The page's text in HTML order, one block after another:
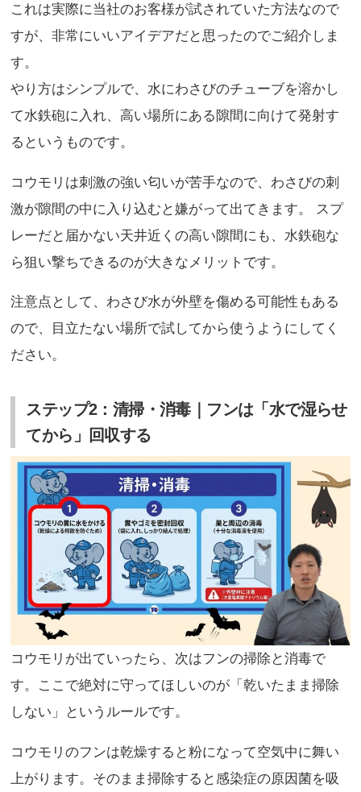
これは実際に当社のお客様が試されていた方法なので
すが、非常にいいアイデアだと思ったのでご紹介しま
す。
やり方はシンプルで、水にわさびのチューブを溶かし
て水鉄砲に入れ、高い場所にある隙間に向けて発射す
るというものです。
コウモリは刺激の強い匂いが苦手なので、わさびの刺
激が隙間の中に入り込むと嫌がって出てきます。 スプ
レーだと届かない天井近くの高い隙間にも、水鉄砲な
ら狙い撃ちできるのが大きなメリットです。
注意点として、わさび水が外壁を傷める可能性もある
ので、目立たない場所で試してから使うようにしてく
ださい。
ステップ2：清掃・消毒｜フンは「水で湿らせ
てから」回収する
コウモリが出ていったら、次はフンの掃除と消毒で
す。ここで絶対に守ってほしいのが「乾いたまま掃除
しない」というルールです。
コウモリのフンは乾燥すると粉になって空気中に舞い
上がります。そのまま掃除すると感染症の原因菌を吸